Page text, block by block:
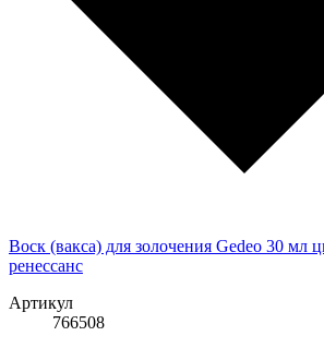
Воск (вакса) для золочения Gedeo 30 мл
ренессанс
Артикул
766508